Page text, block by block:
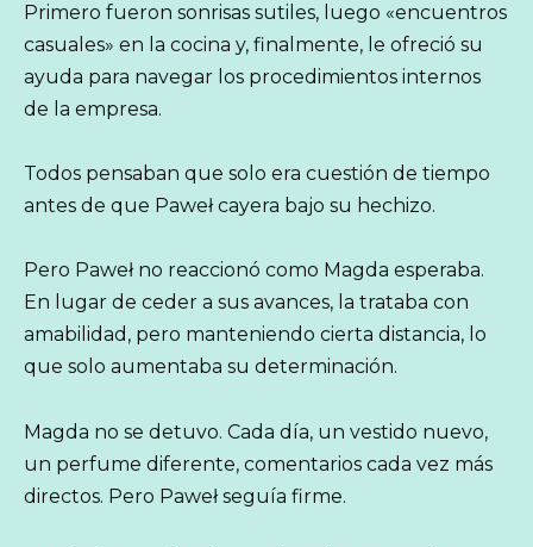
Primero fueron sonrisas sutiles, luego «encuentros
casuales» en la cocina y, finalmente, le ofreció su
ayuda para navegar los procedimientos internos
de la empresa.
Todos pensaban que solo era cuestión de tiempo
antes de que Paweł cayera bajo su hechizo.
Pero Paweł no reaccionó como Magda esperaba.
En lugar de ceder a sus avances, la trataba con
amabilidad, pero manteniendo cierta distancia, lo
que solo aumentaba su determinación.
Magda no se detuvo. Cada día, un vestido nuevo,
un perfume diferente, comentarios cada vez más
directos. Pero Paweł seguía firme.